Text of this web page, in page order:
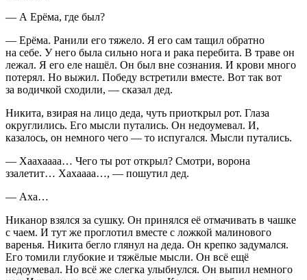
— А Ерёма, где был?
— Ерёма. Ранили его тяжело. Я его сам тащил обратно
на себе. У него была сильно нога и рака перебита. В траве он
лежал. Я его еле нашёл. Он был вне сознания. И крови много
потерял. Но выжил. Победу встретили вместе. Вот так вот
за водичкой сходили, — сказал дед.
Никита, взирая на лицо деда, чуть приоткрыл рот. Глаза
округлились. Его мысли путались. Он недоумевал. И,
казалось, он немного чего — то испугался. Мысли путались.
— Хаахаааа… Чего ты рот открыл? Смотри, ворона
ззалетит… Хахаааа…, — пошутил дед.
— Аха…
Никанор взялся за сушку. Он принялся её отмачивать в чашке
с чаем. И тут же проглотил вместе с ложкой малинового
варенья. Никита бегло глянул на деда. Он крепко задумался.
Его томили глубокие и тяжёлые мысли. Он всё ещё
недоумевал. Но всё же слегка улыбнулся. Он выпил немного